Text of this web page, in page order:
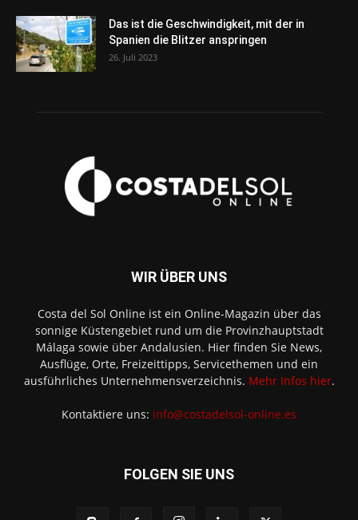
Das ist die Geschwindigkeit, mit der in
Spanien die Blitzer anspringen
26. Juli 2023
WIR ÜBER UNS
Costa del Sol Online ist ein Online-Magazin über das
sonnige Küstengebiet rund um die Provinzhauptstadt
Málaga sowie über Andalusien. Hier finden Sie News,
Ausflüge, Orte, Freizeittipps, Servicethemen und ein
ausführliches Unternehmensverzeichnis. Mehr Infos hier.
Kontaktiere uns: info@costadelsol-online.es
FOLGEN SIE UNS